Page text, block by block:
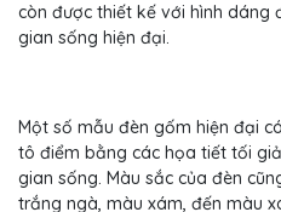
còn được thiết kế với hình dáng
gian sống hiện đại.
Một số mẫu đèn gốm hiện đại
tô điểm bằng các họa tiết tối
gian sống. Màu sắc của đèn
trắng ngà, màu xám, đến màu